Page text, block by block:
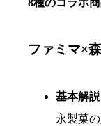
8種のコラボ
ファミマ×
基本解説
永製菓